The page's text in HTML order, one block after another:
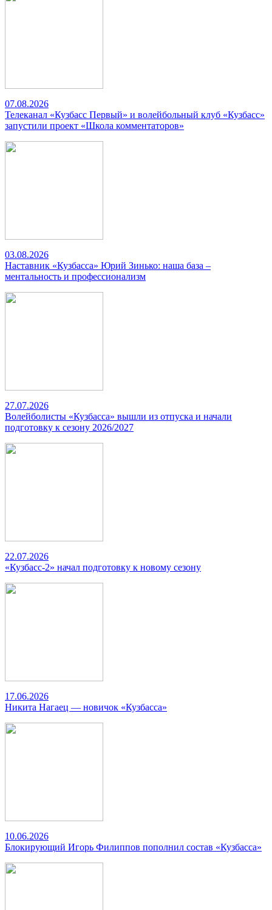
07.08.2026
Телеканал «Кузбасс Первый» и волейбольный клуб «Кузбасс»
запустили проект «Школа комментаторов»
03.08.2026
Наставник «Кузбасса» Юрий Зинько: наша база –
ментальность и профессионализм
27.07.2026
Волейболисты «Кузбасса» вышли из отпуска и начали
подготовку к сезону 2026/2027
22.07.2026
«Кузбасс-2» начал подготовку к новому сезону
17.06.2026
Никита Нагаец — новичок «Кузбасса»
10.06.2026
Блокирующий Игорь Филиппов пополнил состав «Кузбасса»